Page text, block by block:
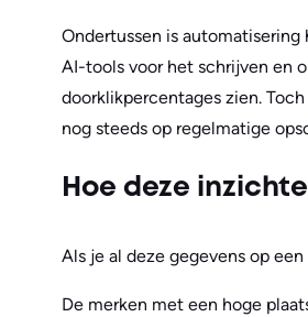
Ondertussen is
AI-tools voor het schrijven en
doorklikpercentages zien.
nog steeds op regelmatige
Hoe deze
Als je al deze gegevens op
De merken met een hoge